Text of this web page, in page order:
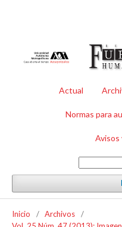
Actual
Normas para
Avisos
Inicio / Archivos
/